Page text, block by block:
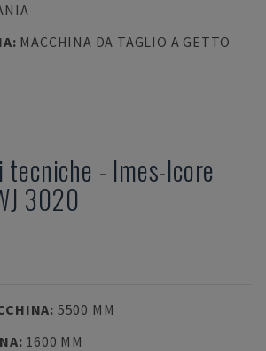
: MACCHINA DA TAGLIO A GETTO
tecniche - Imes-Icore
3020
: 5500 MM
: 1600 MM